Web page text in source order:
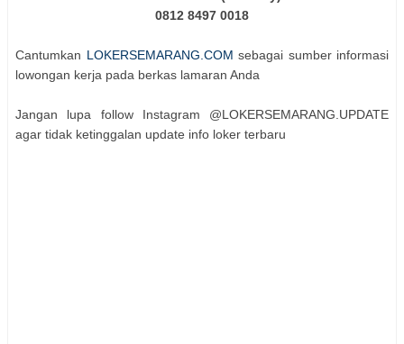
0812 8497 0018
Cantumkan LOKERSEMARANG.COM sebagai sumber informasi
lowongan kerja pada berkas lamaran Anda
Jangan lupa follow Instagram @LOKERSEMARANG.UPDATE
agar tidak ketinggalan update info loker terbaru